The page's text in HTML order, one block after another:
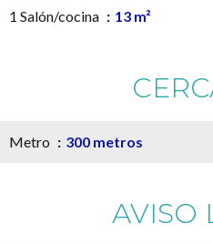
1 Salón/cocina 13 m²
Metro 300 metros
AVISO